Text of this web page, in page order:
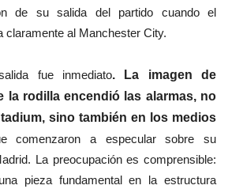
de su salida del partido cuando el
claramente al Manchester City.
fue inmediato. La imagen de
la rodilla encendió las alarmas, no
sino también en los medios
comenzaron a especular sobre su
La preocupación es comprensible:
pieza fundamental en la estructura